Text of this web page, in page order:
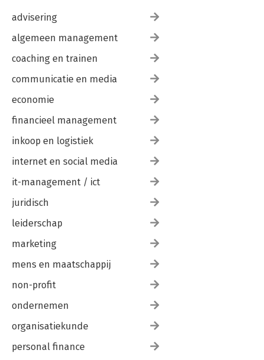
advisering
algemeen management
coaching en trainen
communicatie en media
economie
financieel management
inkoop en logistiek
internet en social media
it-management / ict
juridisch
leiderschap
marketing
mens en maatschappij
non-profit
ondernemen
organisatiekunde
personal finance